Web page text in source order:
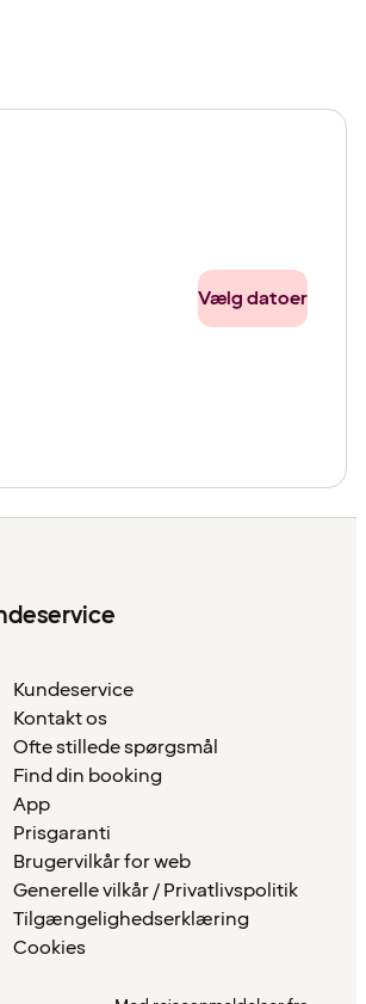
Vælg datoer
Kundeservice
Kontakt os
Ofte stillede spørgsmål
Find din booking
App
Prisgaranti
Brugervilkår for web
Generelle vilkår / Privatlivspolitik
Tilgængelighedserklæring
Cookies